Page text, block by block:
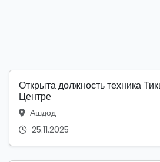
Открыта должность техника
Центре
Ашдод
25.11.2025